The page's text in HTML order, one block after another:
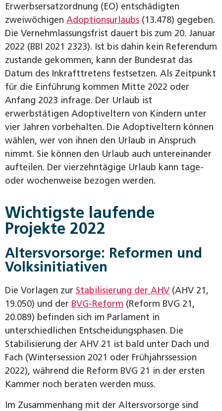
Erwerbsersatzordnung (EO) entschädigten
zweiwöchigen Adoptionsurlaubs (13.478) gegeben.
Die Vernehmlassungsfrist dauert bis zum 20. Januar
2022 (BBl 2021 2323). Ist bis dahin kein Referendum
zustande gekommen, kann der Bundesrat das
Datum des Inkrafttretens festsetzen. Als Zeitpunkt
für die Einführung kommen Mitte 2022 oder
Anfang 2023 infrage. Der Urlaub ist
erwerbstätigen Adoptiveltern von Kindern unter
vier Jahren vorbehalten. Die Adoptiveltern können
wählen, wer von ihnen den Urlaub in Anspruch
nimmt. Sie können den Urlaub auch untereinander
aufteilen. Der vierzehntägige Urlaub kann tage-
oder wochenweise bezogen werden.
Wichtigste laufende
Projekte 2022
Altersvorsorge: Reformen und
Volksinitiativen
Die Vorlagen zur Stabilisierung der AHV (AHV 21,
19.050) und der BVG-Reform (Reform BVG 21,
20.089) befinden sich im Parlament in
unterschiedlichen Entscheidungsphasen. Die
Stabilisierung der AHV 21 ist bald unter Dach und
Fach (Wintersession 2021 oder Frühjahrssession
2022), während die Reform BVG 21 in der ersten
Kammer noch beraten werden muss.
Im Zusammenhang mit der Altersvorsorge sind